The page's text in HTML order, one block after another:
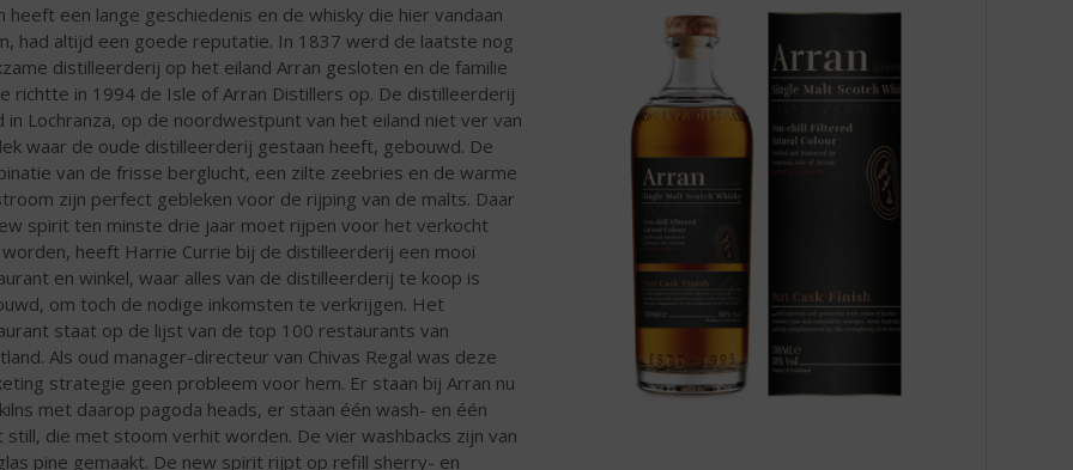
heeft een lange geschiedenis en de whisky die hier vandaan
had altijd een goede reputatie. In 1837 werd de laatste nog
distilleerderij op het eiland Arran gesloten en de familie
richtte in 1994 de Isle of Arran Distillers op. De distilleerderij
in Lochranza, op de noordwestpunt van het eiland niet ver van
waar de oude distilleerderij gestaan heeft, gebouwd. De
van de frisse berglucht, een zilte zeebries en de warme
zijn perfect gebleken voor de rijping van de malts. Daar
spirit ten minste drie jaar moet rijpen voor het verkocht
worden, heeft Harrie Currie bij de distilleerderij een mooi
en winkel, waar alles van de distilleerderij te koop is
om toch de nodige inkomsten te verkrijgen. Het
staat op de lijst van de top 100 restaurants van
Als oud manager-directeur van Chivas Regal was deze
strategie geen probleem voor hem. Er staan bij Arran nu
met daarop pagoda heads, er staan één wash- en één
still, die met stoom verhit worden. De vier washbacks zijn van
pine gemaakt. De new spirit rijpt op refill sherry- en